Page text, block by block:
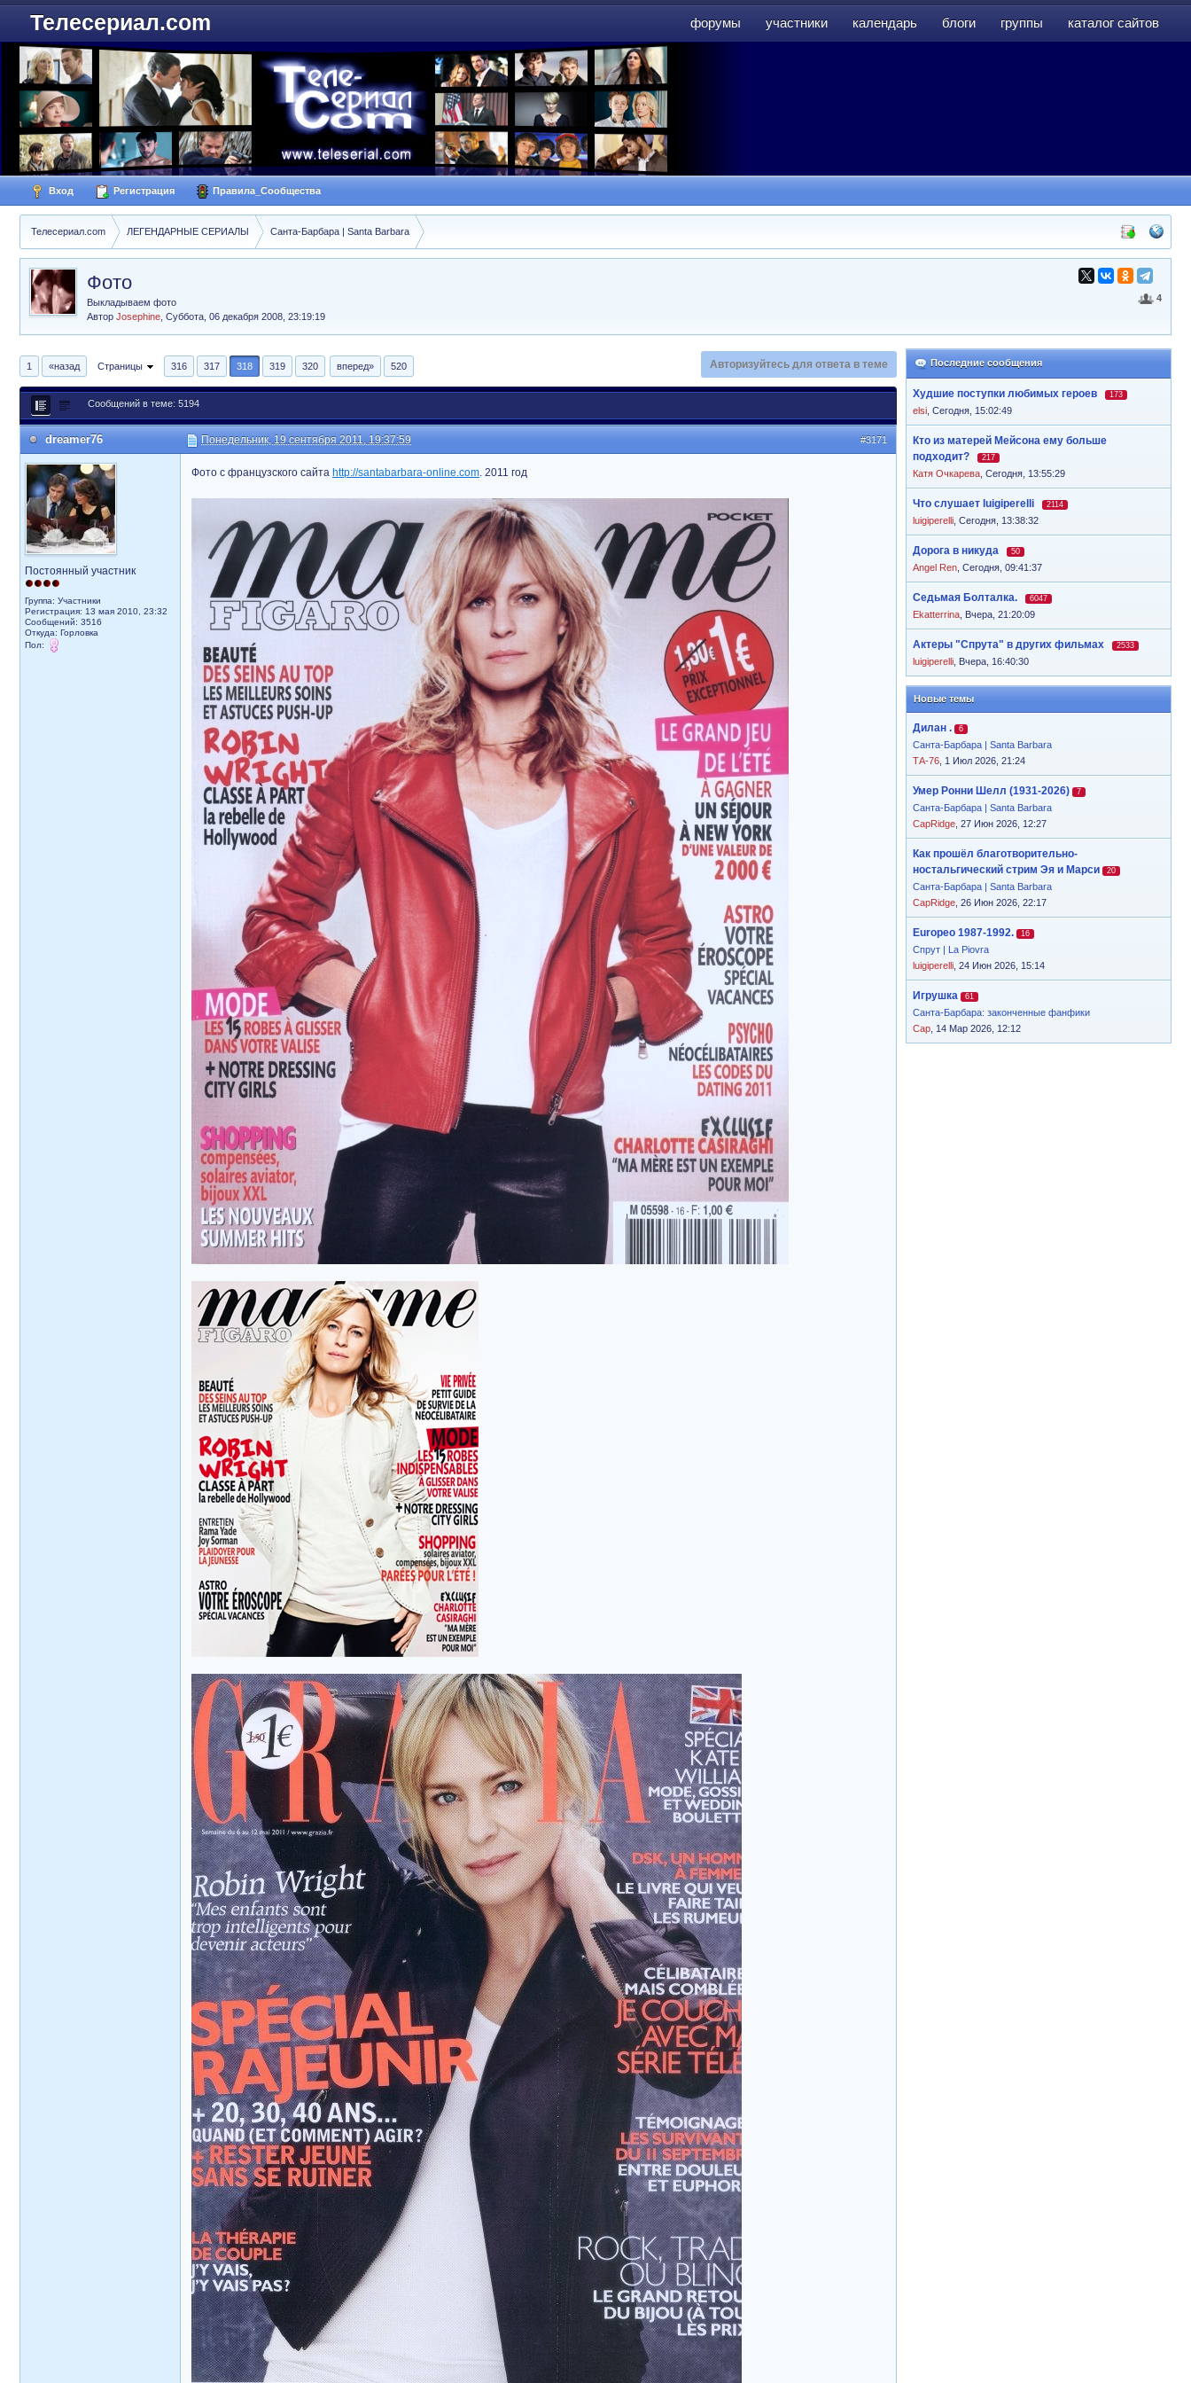
форумы участники календарь блоги группы каталог сайтов
Телесериал.com
Вход Регистрация Правила_Сообщества
Телесериал.com ЛЕГЕНДАРНЫЕ СЕРИАЛЫ Санта-Барбара | Santa Barbara
4
Фото
Выкладываем фото
Автор Josephine Суббота, 06 декабря 2008, 23:19:19
Последние сообщения
Худшие поступки любимых героев 173
elsi Сегодня, 15:02:49
Кто из матерей Мейсона ему больше
подходит?
217
Катя Очкарева Сегодня, 13:55:29
Что слушает luigiperelli 2114
luigiperelli Сегодня, 13:38:32
Дорога в никуда 50
Angel Ren Сегодня, 09:41:37
Седьмая Болталка. 6047
Ekatterrina Вчера, 21:20:09
Актеры "Спрута" в других фильмах 2533
luigiperelli Вчера, 16:40:30
Новые темы
Дилан . 6
Санта-Барбара | Santa Barbara
ТА-76 , 1 Июл 2026, 21:24
Умер Ронни Шелл (1931-2026) 7
Санта-Барбара | Santa Barbara
CapRidge , 27 Июн 2026, 12:27
Как прошёл благотворительно-
ностальгический стрим Эя и Марси
20
Санта-Барбара | Santa Barbara
CapRidge , 26 Июн 2026, 22:17
Europeo 1987-1992. 16
Спрут | La Piovra
luigiperelli , 24 Июн 2026, 15:14
Игрушка 61
Санта-Барбара: законченные фанфики
Cap , 14 Мар 2026, 12:12
1 «назад Страницы 316 317 318 319 320 вперед» 520 Авторизуйтесь для ответа в теме
Сообщений в теме: 5194
#3171
dreamer76 Понедельник, 19 сентября 2011, 19:37:59
Постоянный участник
Группа: Участники
Регистрация: 13 мая 2010, 23:32
Сообщений: 3516
Откуда: Горловка
Пол:
Фото с французского сайта http://santabarbara-online.com. 2011 год